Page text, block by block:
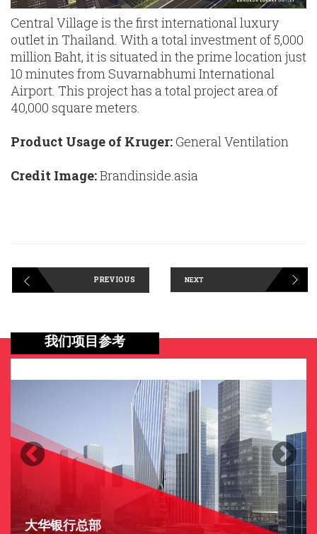
Central Village is the first international luxury
outlet in Thailand. With a total investment of 5,000
million Baht, it is situated in the prime location just
10 minutes from Suvarnabhumi International
Airport. This project has a total project area of
40,000 square meters.
Product Usage of Kruger: General Ventilation
Credit Image:Brandinside.asia
PREVIOUS NEXT
我们项目参考
大华银行总部
Previous Next